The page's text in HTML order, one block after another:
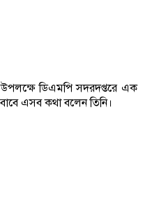
ডিএমপি সদরদপ্তরে এক
এসব কথা বলেন তিনি।